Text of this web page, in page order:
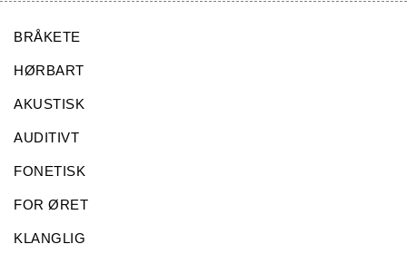
BRÅKETE
HØRBART
AKUSTISK
AUDITIVT
FONETISK
FOR ØRET
KLANGLIG